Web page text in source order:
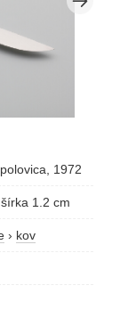
1972
1.2 cm
› kov